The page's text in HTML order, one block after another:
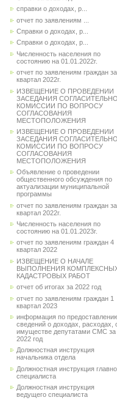
справки о доходах, р...
отчет по заявлениям ...
Справки о доходах, р...
Справки о доходах, р...
Численность населения по
состоянию на 01.01.2022г.
отчет по заявлениям граждан
квартал 2022г.
ИЗВЕЩЕНИЕ О ПРОВЕДЕНИИ
ЗАСЕДАНИЯ
КОМИССИИ ПО ВОПРОСУ
СОГЛАСОВАНИЯ
МЕСТОПОЛОЖЕНИЯ
ИЗВЕЩЕНИЕ О ПРОВЕДЕНИИ
ЗАСЕДАНИЯ
КОМИССИИ ПО ВОПРОСУ
СОГЛАСОВАНИЯ
МЕСТОПОЛОЖЕНИЯ
Объявление о проведении
общественного обсуждения по
актуализации муниципальной
программы
отчет по заявлениям граждан
квартал 2022г.
Численность населения по
состоянию на 01.01.2023г.
отчет по заявлениям граждан 4
квартал 2022
ИЗВЕЩЕНИЕ О НАЧАЛЕ
ВЫПОЛНЕНИЯ
КАДАСТРОВЫХ РАБОТ
отчет об итогах за 2022 год
отчет по заявлениям граждан 1
квартал 2023
информация по
сведений о доходах, расходах,
имуществе депутатами СМС за
2022 год
Должностная инструкция
начальника отдела
Должностная инструкция
специалиста
Должностная инструкция
ведущего специалиста